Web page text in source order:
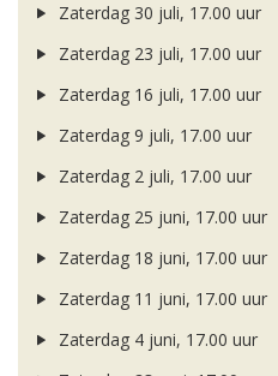
Zaterdag 30 juli, 17.00 uur
Zaterdag 23 juli, 17.00 uur
Zaterdag 16 juli, 17.00 uur
Zaterdag 9 juli, 17.00 uur
Zaterdag 2 juli, 17.00 uur
Zaterdag 25 juni, 17.00 uur
Zaterdag 18 juni, 17.00 uur
Zaterdag 11 juni, 17.00 uur
Zaterdag 4 juni, 17.00 uur